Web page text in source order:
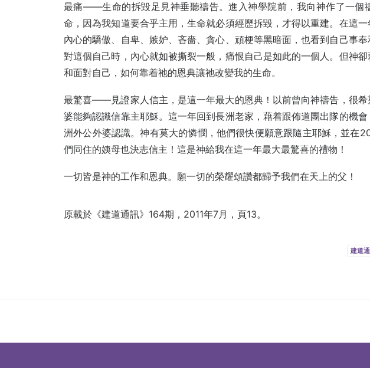
最痛——生命的拆毀足見神垂聽禱告。進入神學院前，我向神作了一個
命，因為我知道要合乎主用，生命就必須經歷拆毀，才得以重建。在這
內心的驕傲、自卑、嫉妒、吝嗇、貪心、頑梗等黑暗面，也看到自己事
對這個自己時，內心就如被撕裂一般，痛恨自己是如此的一個人。但神
和面對自己，如何靠着祂的恩典讓祂改變我的生命。
最驚喜——見證家人信主，是這一年最大的恩典！以前曾向神禱告，很
婆能夠認識信靠主耶穌。這一年回到長洲老家，藉着跟佈道團出隊的機
洲外公外婆認識。神有莫大的憐憫，他們很快便願意跟隨主耶穌，並在
們同住的姨母也決志信主！這是神給我在這一年最大最驚喜的禮物！
一切皆是神的工作和恩典。願一切的榮耀頌讚都歸予我們在天上的父！
原載於 《建道通訊》164期，2011年7月，頁13。
建道